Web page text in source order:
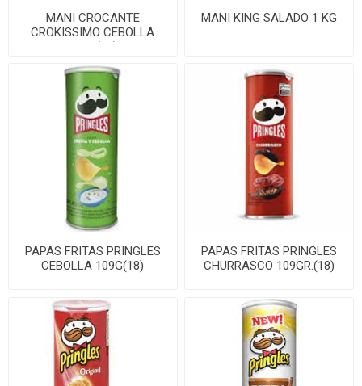
MANI CROCANTE
CROKISSIMO CEBOLLA
150G(24)
MANI KING SALADO 1 KG
PAPAS FRITAS PRINGLES
CEBOLLA 109G(18)
PAPAS FRITAS PRINGLES
CHURRASCO 109GR.(18)